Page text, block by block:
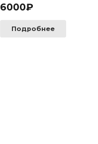
6000₽
Подробнее